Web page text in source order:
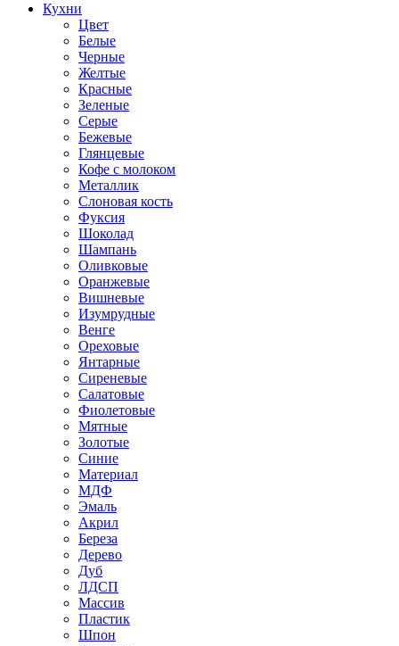
Кухни
Цвет
Белые
Черные
Желтые
Красные
Зеленые
Серые
Бежевые
Глянцевые
Кофе с молоком
Металлик
Слоновая кость
Фуксия
Шоколад
Шампань
Оливковые
Оранжевые
Вишневые
Изумрудные
Венге
Ореховые
Янтарные
Сиреневые
Салатовые
Фиолетовые
Мятные
Золотые
Синие
Материал
МДФ
Эмаль
Акрил
Береза
Дерево
Дуб
ЛДСП
Массив
Пластик
Шпон